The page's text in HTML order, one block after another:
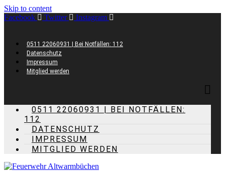
Skip to content
Facebook
Twitter Instagram
0511 22060931 | Bei Notfällen: 112
Datenschutz
Impressum
Mitglied werden
0511 22060931 | BEI NOTFÄLLEN:
112
DATENSCHUTZ
IMPRESSUM
MITGLIED WERDEN